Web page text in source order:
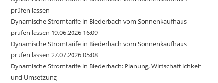
prüfen lassen
Dynamische Stromtarife in Biederbach vom Sonnenkaufhaus
prüfen lassen 19.06.2026 16:09
Dynamische Stromtarife in Biederbach vom Sonnenkaufhaus
prüfen lassen 27.07.2026 05:08
Dynamische Stromtarife in Biederbach: Planung, Wirtschaftlichkeit
und Umsetzung